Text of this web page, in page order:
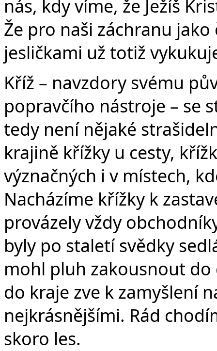
nás, kdy víme, že Ježíš
Že pro naši záchranu
jesličkami už totiž
Kříž – navzdory svému
popravčího nástroje – se
tedy není nějaké
krajině křížky u cesty,
význačných i v místech,
Nacházíme křížky k
provázely vždy
byly po staletí svědky
mohl pluh zakousnout do
do kraje zve k zamyšlení
nejkrásnějšími. Rád
skoro les.